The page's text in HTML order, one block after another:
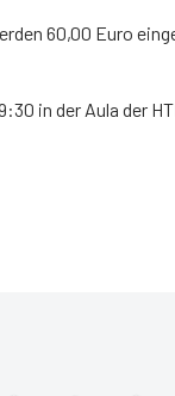
60,00 Euro
in der Aula der